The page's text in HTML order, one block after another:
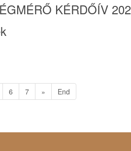
KÉRDŐÍV
6 7 » End